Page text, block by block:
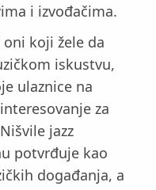
i izvođačima.
koji žele da
iskustvu,
ulaznice na
za
jazz
potvrđuje kao
događanja, a